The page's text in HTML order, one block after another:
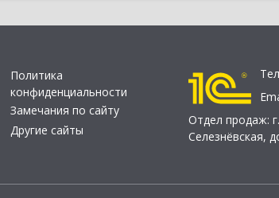
Политика
конфиденциальности
Замечания по сайту
Другие сайты
Отдел продаж:
Селезнёвская,